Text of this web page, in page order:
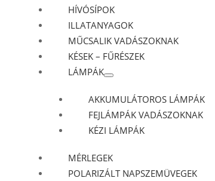
HÍVÓSÍPOK
ILLATANYAGOK
MŰCSALIK VADÁSZOKNAK
KÉSEK – FŰRÉSZEK
LÁMPÁK
AKKUMULÁTOROS LÁMPÁK
FEJLÁMPÁK VADÁSZOKNAK
KÉZI LÁMPÁK
MÉRLEGEK
POLARIZÁLT NAPSZEMÜVEGEK